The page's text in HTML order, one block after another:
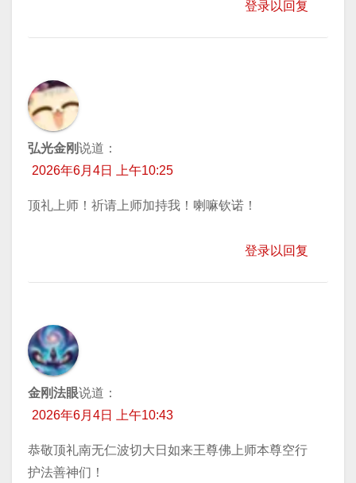
登录以回复
弘光金刚说道：
2026年6月4日 上午10:25
顶礼上师！祈请上师加持我！喇嘛钦诺！
登录以回复
金刚法眼说道：
2026年6月4日 上午10:43
恭敬顶礼南无仁波切大日如来王尊佛上师本尊空行
护法善神们！